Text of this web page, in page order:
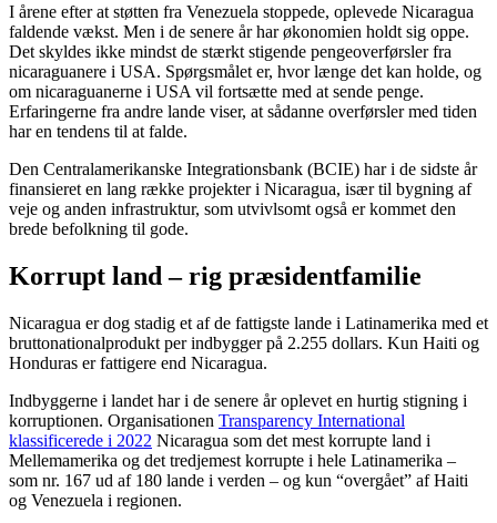
I årene efter at støtten fra Venezuela stoppede, oplevede Nicaragua
faldende vækst. Men i de senere år har økonomien holdt sig oppe.
Det skyldes ikke mindst de stærkt stigende pengeoverførsler fra
nicaraguanere i USA. Spørgsmålet er, hvor længe det kan holde, og
om nicaraguanerne i USA vil fortsætte med at sende penge.
Erfaringerne fra andre lande viser, at sådanne overførsler med tiden
har en tendens til at falde.
Den Centralamerikanske Integrationsbank (BCIE) har i de sidste år
finansieret en lang række projekter i Nicaragua, især til bygning af
veje og anden infrastruktur, som utvivlsomt også er kommet den
brede befolkning til gode.
Korrupt land – rig præsidentfamilie
Nicaragua er dog stadig et af de fattigste lande i Latinamerika med et
bruttonationalprodukt per indbygger på 2.255 dollars. Kun Haiti og
Honduras er fattigere end Nicaragua.
Indbyggerne i landet har i de senere år oplevet en hurtig stigning i
korruptionen. Organisationen Transparency International
klassificerede i 2022 Nicaragua som det mest korrupte land i
Mellemamerika og det tredjemest korrupte i hele Latinamerika –
som nr. 167 ud af 180 lande i verden – og kun “overgået” af Haiti
og Venezuela i regionen.